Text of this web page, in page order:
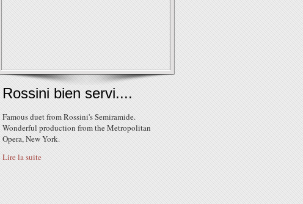
Rossini bien servi....
Famous duet from Rossini's Semiramide.
Wonderful production from the Metropolitan
Opera, New York.
Lire la suite